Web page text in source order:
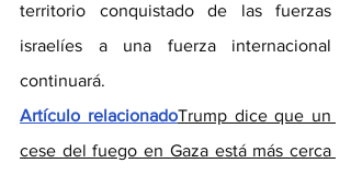
territorio conquistado de las fuerzas
israelíes a una fuerza internacional
continuará.
Artículo relacionadoTrump dice que un
cese del fuego en Gaza está más cerca